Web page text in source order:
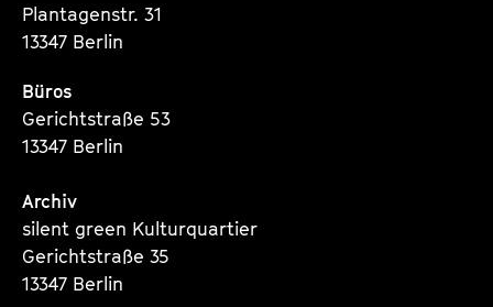
Plantagenstr. 31
13347 Berlin
Büros
Gerichtstraße 53
13347 Berlin
Archiv
silent green Kulturquartier
Gerichtstraße 35
13347 Berlin